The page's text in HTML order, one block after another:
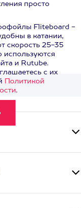
просто
Fliteboard -
в катании,
скорость 25-35
>
используются
и Rutube.
с их
Политикой
.